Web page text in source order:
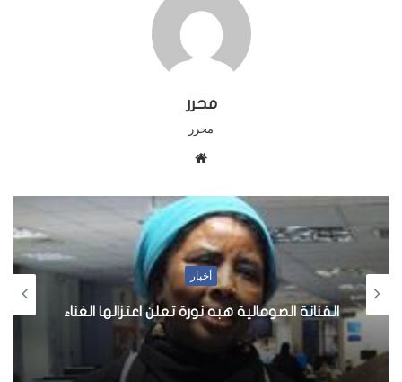
محرر
محرر
ع
ا
ل
و
ي
ب
أخبار
الفنانة الصومالية هبه نورة تعلن اعتزالها الغناء